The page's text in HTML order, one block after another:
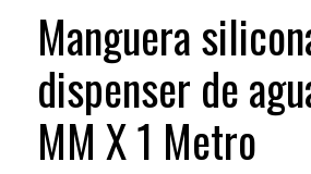
Manguera
dispenser de
MM X 1 Metro